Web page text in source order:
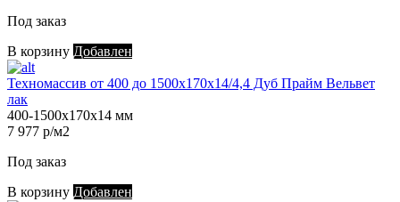
Под заказ
В корзину Добавлен
Техномассив от 400 до 1500х170х14/4,4 Дуб Прайм Вельвет
лак
400-1500х170х14 мм
7 977 р/м2
Под заказ
В корзину Добавлен